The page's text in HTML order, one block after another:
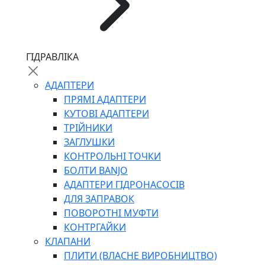
СИЛОВІ
ДРОТЯНІ
ПРУЖИННІ
НЕЙЛОНОВІ
ПРОРЕЗИНЕНІ
АВТОТОВАРИ
АВТОХІМІЯ
ДОМКРАТИ
ГІДРАВЛІКА
АДАПТЕРИ
ПРЯМІ АДАПТЕРИ
КУТОВІ АДАПТЕРИ
ТРІЙНИКИ
ЗАГЛУШКИ
КОНТРОЛЬНІ ТОЧКИ
БОЛТИ BANJO
АДАПТЕРИ ГІДРОНАСОСІВ
ДЛЯ ЗАПРАВОК
ПОВОРОТНІ МУФТИ
КОНТРГАЙКИ
КЛАПАНИ
ПЛИТИ (ВЛАСНЕ ВИРОБНИЦТВО)